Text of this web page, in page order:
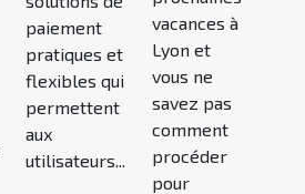
paiement
pratiques et
flexibles qui
permettent
aux
utilisateurs...
vacances à
Lyon et
vous ne
savez pas
comment
procéder
pour